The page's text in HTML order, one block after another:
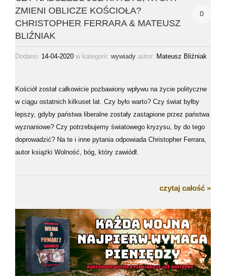
ZMIENI OBLICZE KOŚCIOŁA?
CHRISTOPHER FERRARA & MATEUSZ
BLIŹNIAK
0
Dodano: 14-04-2020w kategorii: wywiadyautor: Mateusz Bliźniak
Kościół został całkowicie pozbawiony wpływu na życie polityczne
w ciągu ostatnich kilkuset lat. Czy było warto? Czy świat byłby
lepszy, gdyby państwa liberalne zostały zastąpione przez państwa
wyznaniowe? Czy potrzebujemy światowego kryzysu, by do tego
doprowadzić? Na te i inne pytania odpowiada Christopher Ferrara,
autor książki Wolność, bóg, który zawiódł.
czytaj całość »